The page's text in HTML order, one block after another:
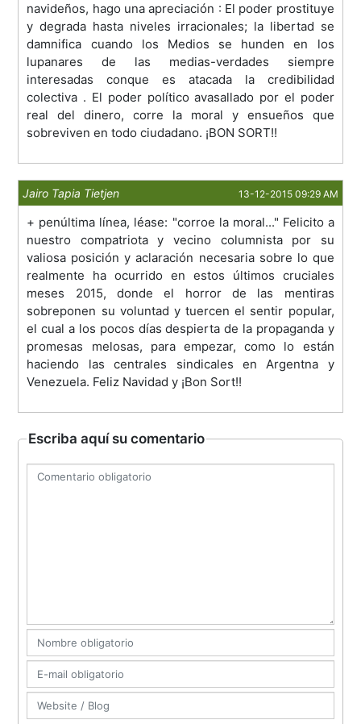
navideños, hago una apreciación : El poder prostituye
y degrada hasta niveles irracionales; la libertad se
damnifica cuando los Medios se hunden en los
lupanares de las medias-verdades siempre
interesadas conque es atacada la credibilidad
colectiva . El poder político avasallado por el poder
real del dinero, corre la moral y ensueños que
sobreviven en todo ciudadano. ¡BON SORT!!
Jairo Tapia Tietjen 13-12-2015 09:29 AM
+ penúltima línea, léase: "corroe la moral..." Felicito a
nuestro compatriota y vecino columnista por su
valiosa posición y aclaración necesaria sobre lo que
realmente ha ocurrido en estos últimos cruciales
meses 2015, donde el horror de las mentiras
sobreponen su voluntad y tuercen el sentir popular,
el cual a los pocos días despierta de la propaganda y
promesas melosas, para empezar, como lo están
haciendo las centrales sindicales en Argentna y
Venezuela. Feliz Navidad y ¡Bon Sort!!
Escriba aquí su comentario